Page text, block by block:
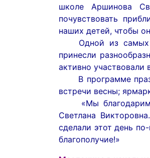
школе Аршинова
почувствовать
наших детей, чтобы
Одной из самых
принесли
активно участвовали
В программе
встречи весны;
«Мы благодарим
Светлана
сделали этот день
благополучие!»